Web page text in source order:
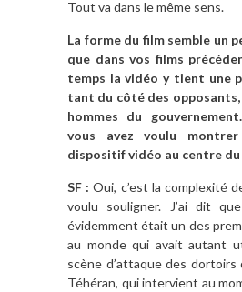
Tout va dans le même sens.
La forme du film semble un
que dans vos films
temps la vidéo y tient une
tant du côté des
hommes du
vous avez voulu
dispositif vidéo au centre du
SF :Oui, c’est la complexité
voulu souligner. J’ai dit
évidemment était un des
au monde qui avait autant
scène d’attaque des dortoirs
Téhéran, qui intervient au